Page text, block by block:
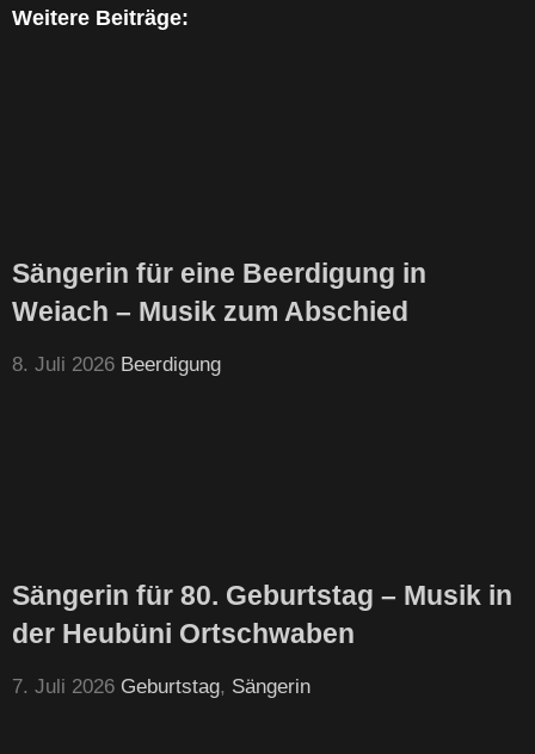
Weitere Beiträge:
Sängerin für eine Beerdigung in
Weiach – Musik zum Abschied
8. Juli 2026 Beerdigung
Sängerin für 80. Geburtstag – Musik in
der Heubüni Ortschwaben
7. Juli 2026 Geburtstag, Sängerin